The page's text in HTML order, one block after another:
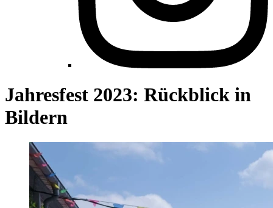
Jahresfest 2023: Rückblick in
Bildern